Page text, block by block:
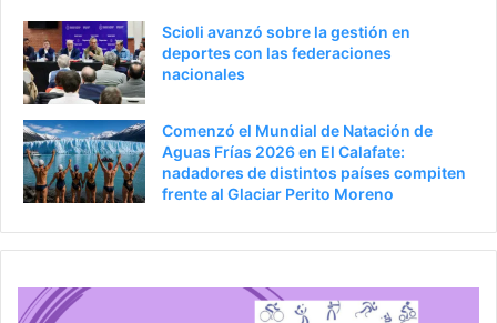
Scioli avanzó sobre la gestión en
deportes con las federaciones
nacionales
Comenzó el Mundial de Natación de
Aguas Frías 2026 en El Calafate:
nadadores de distintos países compiten
frente al Glaciar Perito Moreno